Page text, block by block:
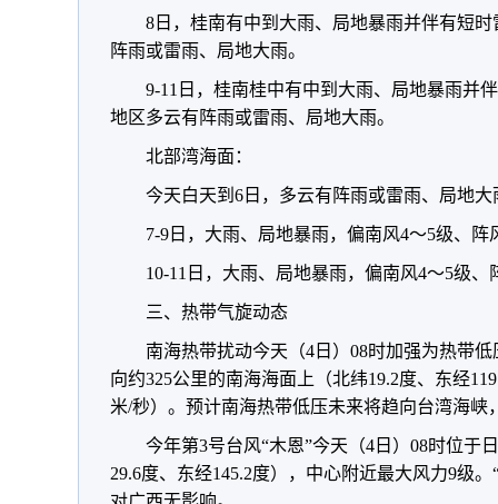
8日，桂南有中到大雨、局地暴雨并伴有短
阵雨或雷雨、局地大雨。
9-11日，桂南桂中有中到大雨、局地暴雨并
地区多云有阵雨或雷雨、局地大雨。
北部湾海面：
今天白天到6日，多云有阵雨或雷雨、局地
7-9日，大雨、局地暴雨，偏南风4～5级、阵
10-11日，大雨、局地暴雨，偏南风4～5级、
三、热带气旋动态
南海热带扰动今天（4日）08时加强为热带
向约325公里的南海海面上（北纬19.2度、东经
米/秒）。预计南海热带低压未来将趋向台湾海峡
今年第3号台风“木恩”今天（4日）08时位于
29.6度、东经145.2度），中心附近最大风力9级